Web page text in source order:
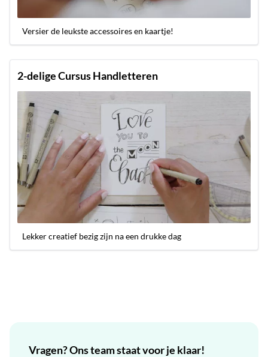
Versier de leukste accessoires en kaartje!
2-delige Cursus Handletteren
Lekker creatief bezig zijn na een drukke dag
Vragen? Ons team staat voor je klaar!